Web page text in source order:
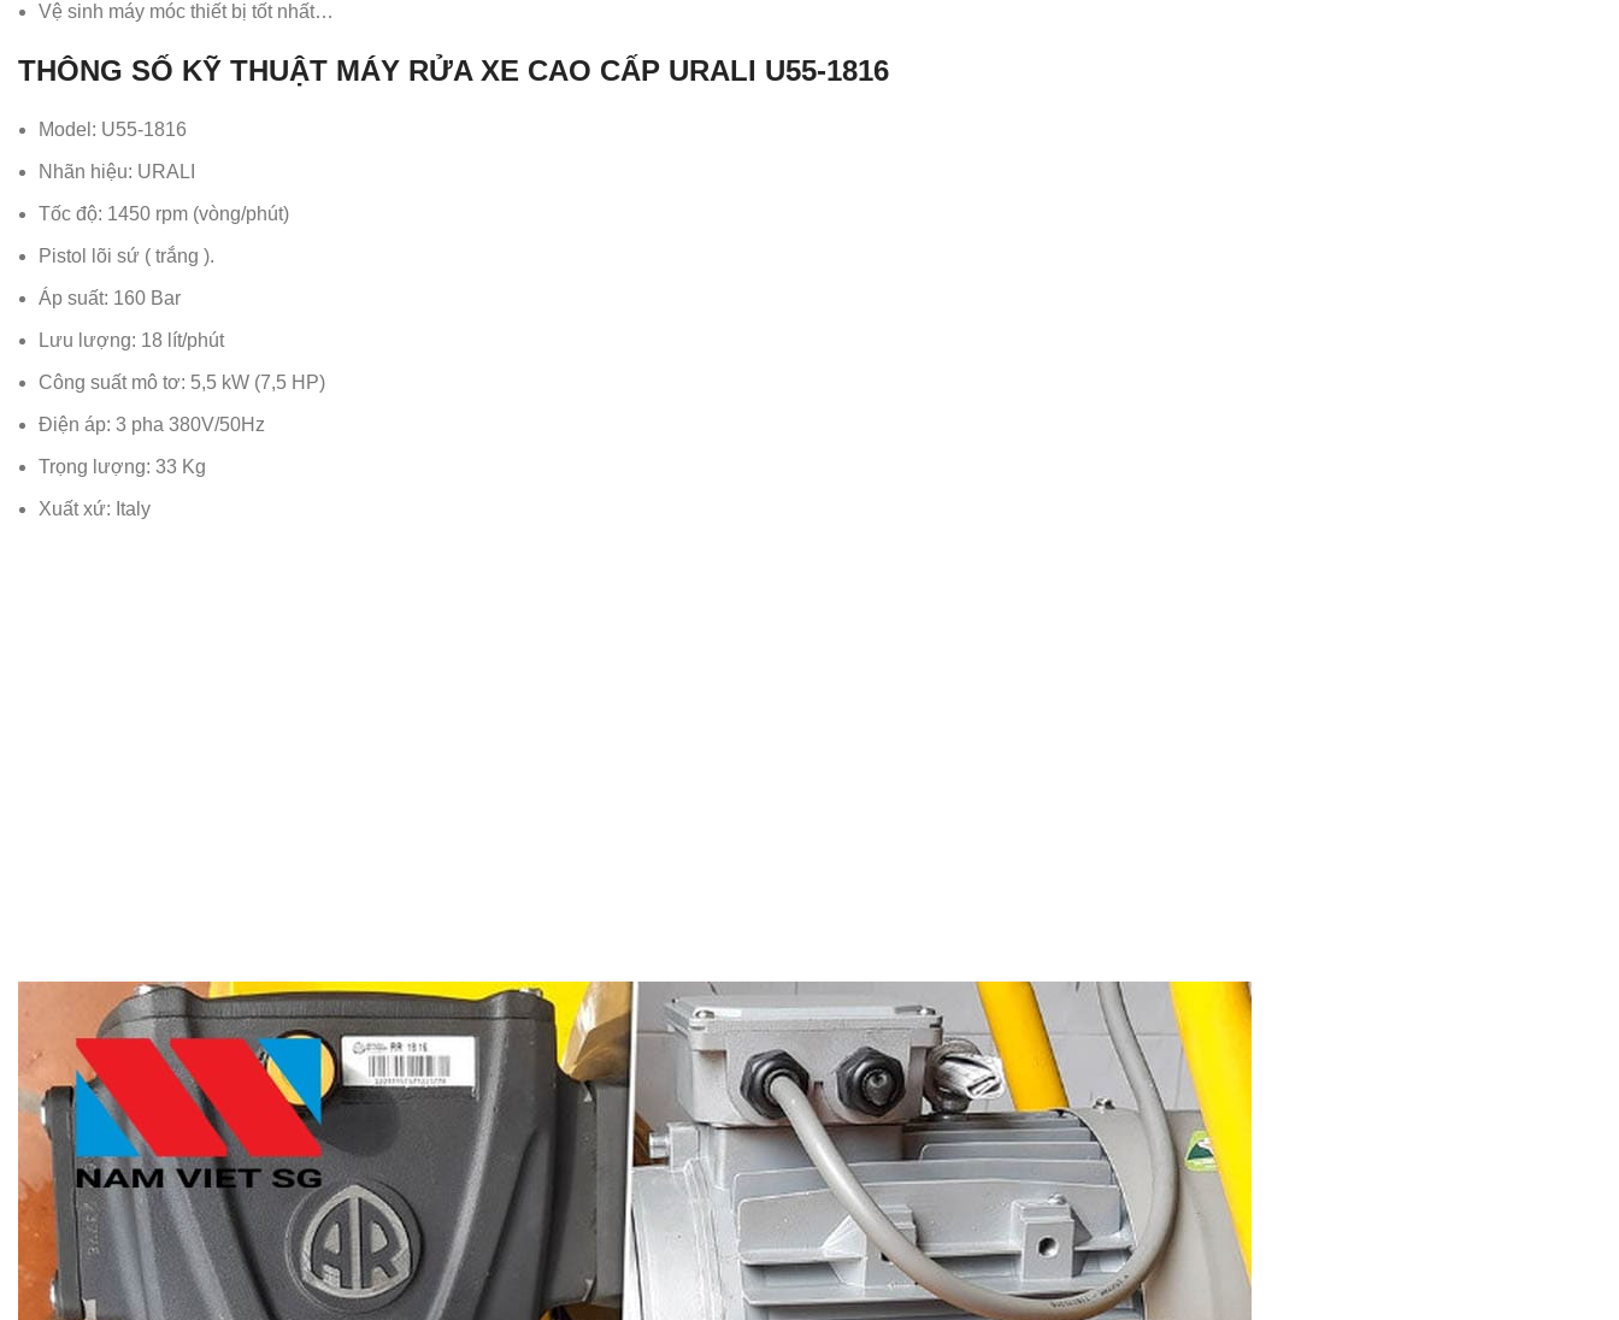
Vệ sinh máy móc thiết bị tốt nhất…
THÔNG SỐ KỸ THUẬT MÁY RỬA XE CAO CẤP URALI U55-1816
Model: U55-1816
Nhãn hiệu: URALI
Tốc độ: 1450 rpm (vòng/phút)
Pistol lõi sứ ( trắng ).
Áp suất: 160 Bar
Lưu lượng: 18 lít/phút
Công suất mô tơ: 5,5 kW (7,5 HP)
Điện áp: 3 pha 380V/50Hz
Trọng lượng: 33 Kg
Xuất xứ: Italy